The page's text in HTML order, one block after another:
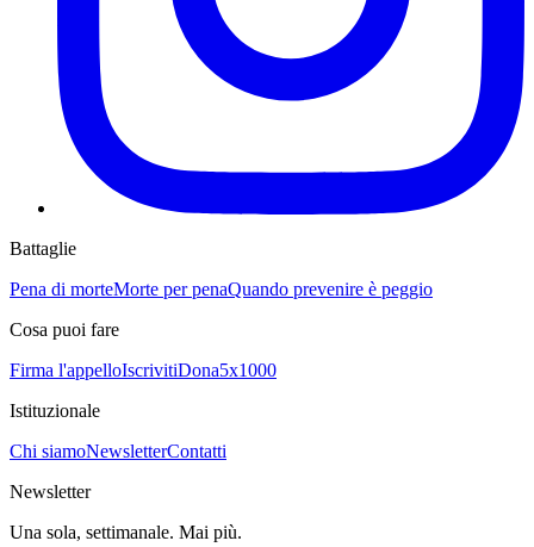
Battaglie
Pena di morteMorte per penaQuando prevenire è peggio
Cosa puoi fare
Firma l'appelloIscrivitiDona5x1000
Istituzionale
Chi siamoNewsletterContatti
Newsletter
Una sola, settimanale. Mai più.